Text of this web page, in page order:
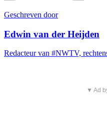
Geschreven door
Edwin van der Heijden
Redacteur van #NWTV,
▼ Ad